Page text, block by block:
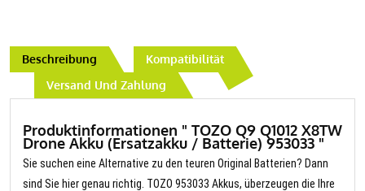
Beschreibung
Kompatibilität
Versand Und Zahlung
Produktinformationen " TOZO Q9 Q1012 X8TW
Drone Akku (Ersatzakku / Batterie) 953033 "
Sie suchen eine Alternative zu den teuren Original Batterien? Dann
sind Sie hier genau richtig. TOZO 953033 Akkus, überzeugen die Ihre